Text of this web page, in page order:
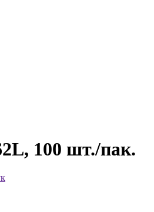
100 шт./пак.